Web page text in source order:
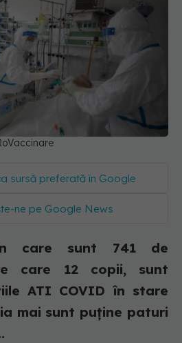
sursă preferată în Google
ne pe Google News
care sunt 741 de
care 12 copii, sunt
ATI COVID în stare
mai sunt puține paturi